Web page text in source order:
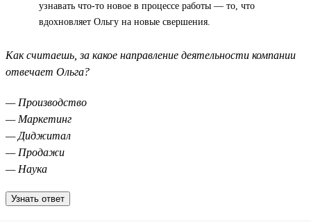
узнавать что-то новое в процессе работы — то, что
вдохновляет Ольгу на новые свершения.
Как считаешь, за какое направление деятельности компании
отвечает Ольга?
— Производство
— Маркетинг
— Диджитал
— Продажи
— Наука
Узнать ответ